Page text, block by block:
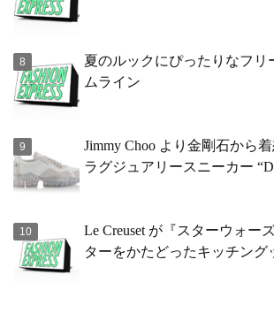
夏のルックにぴったりなフリ
ムライン
Jimmy Choo より金剛石から
ラグジュアリースニーカー
Le Creuset が『スターウォー
ターをかたどったキッチング